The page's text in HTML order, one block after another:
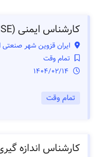
کارشناس ایمنی (HSE)
ایران قزوین شهر صنعتی البرز
تمام وقت
تمام وقت
کارشناس اندازه گیری